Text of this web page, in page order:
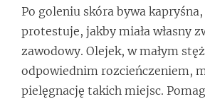
Po goleniu skóra bywa
protestuje, jakby miała własny
zawodowy. Olejek, w małym
odpowiednim rozcieńczeniem,
pielęgnację takich miejsc.